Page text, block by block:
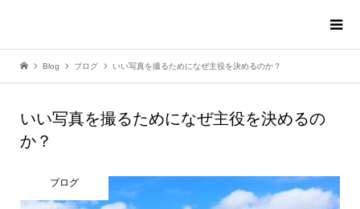
Blog ブログ いい写真を撮るためになぜ主役を決めるのか？
いい写真を撮るためになぜ主役を決めるの
か？
ブログ